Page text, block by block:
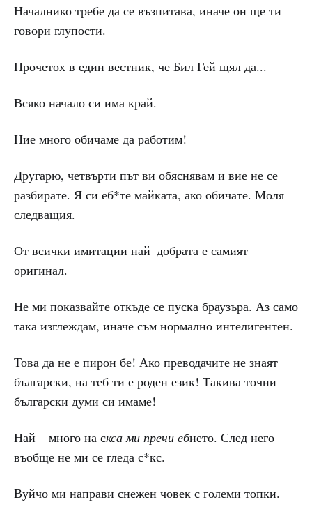
Началнико требе да се възпитава, иначе он ще ти
говори глупости.
Прочетох в един вестник, че Бил Гей щял да...
Всяко начало си има край.
Ние много обичаме да работим!
Другарю, четвърти път ви обяснявам и вие не се
разбирате. Я си еб*те майката, ако обичате. Моля
следващия.
От всички имитации най–добрата е самият
оригинал.
Не ми показвайте откъде се пуска браузъра. Аз само
така изглеждам, иначе съм нормално интелигентен.
Това да не е пирон бе! Ако преводачите не знаят
български, на теб ти е роден език! Такива точни
български думи си имаме!
Най – много на скса ми пречи ебнето. След него
въобще не ми се гледа с*кс.
Вуйчо ми направи снежен човек с големи топки.